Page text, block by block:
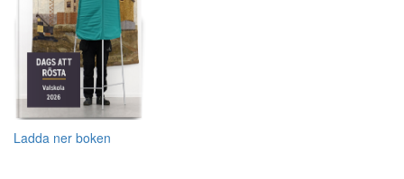
Ladda ner boken